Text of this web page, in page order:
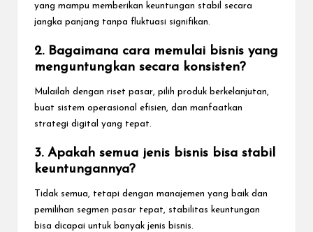
yang mampu memberikan keuntungan stabil secara
jangka panjang tanpa fluktuasi signifikan.
2. Bagaimana cara memulai bisnis yang
menguntungkan secara konsisten?
Mulailah dengan riset pasar, pilih produk berkelanjutan,
buat sistem operasional efisien, dan manfaatkan
strategi digital yang tepat.
3. Apakah semua jenis bisnis bisa stabil
keuntungannya?
Tidak semua, tetapi dengan manajemen yang baik dan
pemilihan segmen pasar tepat, stabilitas keuntungan
bisa dicapai untuk banyak jenis bisnis.